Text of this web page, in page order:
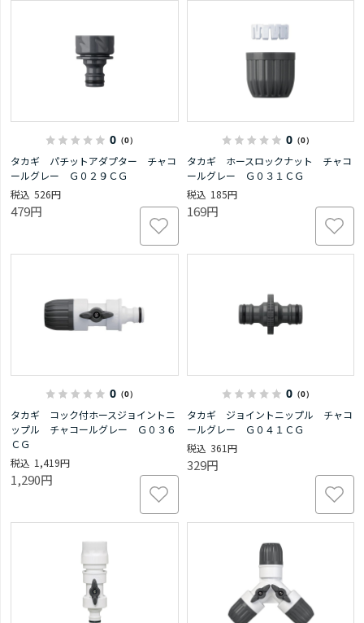
0 （0）
タカギ パチットアダプター チャコ
ールグレー Ｇ０２９ＣＧ
526円
479円
0（0）
タカギ ホースロックナット チャコ
ールグレー Ｇ０３１ＣＧ
185円
169円
0 （0）
タカギ コック付ホースジョイントニ
ップル チャコールグレー Ｇ０３６
ＣＧ
1,419円
1,290円
0（0）
タカギ ジョイントニップル チャコ
ールグレー Ｇ０４１ＣＧ
361円
329円